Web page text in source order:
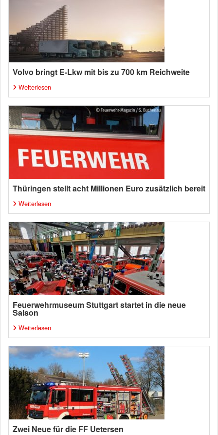
Volvo bringt E-Lkw mit bis zu 700 km Reichweite
Weiterlesen
Thüringen stellt acht Millionen Euro zusätzlich bereit
Weiterlesen
Feuerwehrmuseum Stuttgart startet in die neue
Saison
Weiterlesen
Zwei Neue für die FF Uetersen